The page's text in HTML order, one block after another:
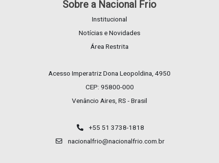
Sobre a Nacional Frio
Institucional
Notícias e Novidades
Área Restrita
Acesso Imperatriz Dona Leopoldina, 4950
CEP: 95800-000
Venâncio Aires, RS - Brasil
+55 51 3738-1818
nacionalfrio@nacionalfrio.com.br